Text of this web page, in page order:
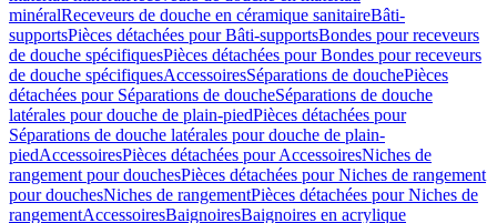
minéralReceveurs de douche en céramique sanitaireBâti-
supportsPièces détachées pour Bâti-supportsBondes pour receveurs
de douche spécifiquesPièces détachées pour Bondes pour receveurs
de douche spécifiquesAccessoiresSéparations de douchePièces
détachées pour Séparations de doucheSéparations de douche
latérales pour douche de plain-piedPièces détachées pour
Séparations de douche latérales pour douche de plain-
piedAccessoiresPièces détachées pour AccessoiresNiches de
rangement pour douchesPièces détachées pour Niches de rangement
pour douchesNiches de rangementPièces détachées pour Niches de
rangementAccessoiresBaignoiresBaignoires en acrylique